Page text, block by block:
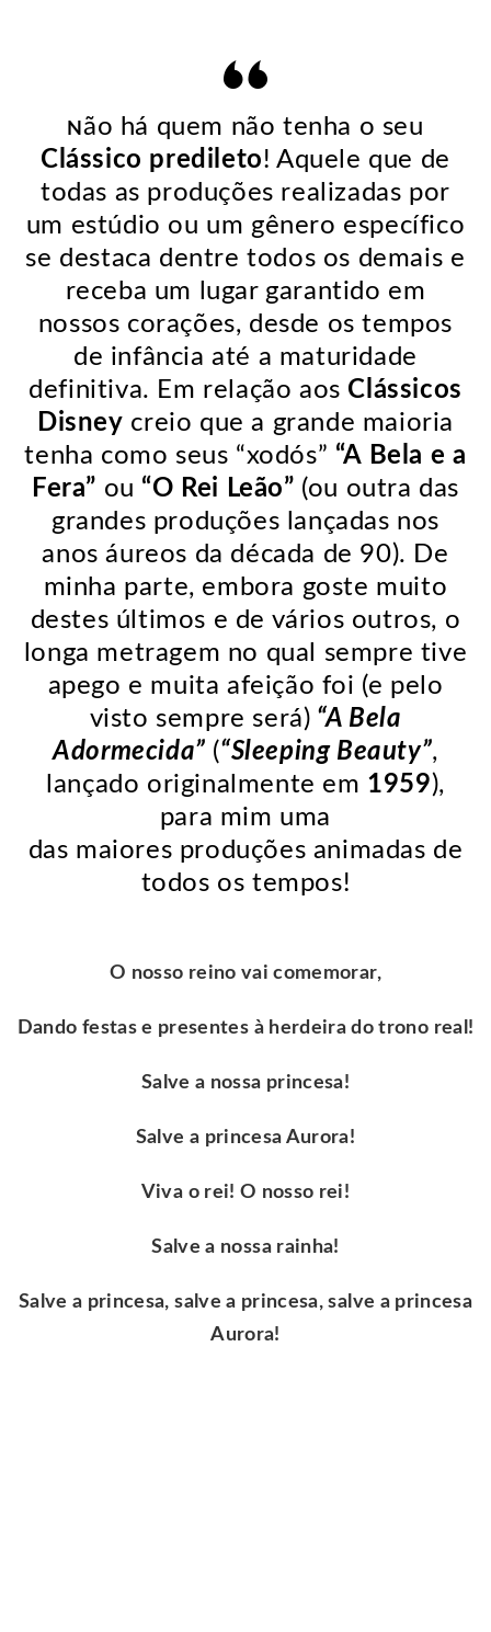
N ão há quem não tenha o seu
Clássico predileto! Aquele que de
todas as produções realizadas por
um estúdio ou um gênero específico
se destaca dentre todos os demais e
receba um lugar garantido em
nossos corações, desde os tempos
de infância até a maturidade
definitiva. Em relação aos Clássicos
Disney creio que a grande maioria
tenha como seus “xodós” “A Bela e a
Fera” ou “O Rei Leão” (ou outra das
grandes produções lançadas nos
anos áureos da década de 90). De
minha parte, embora goste muito
destes últimos e de vários outros, o
longa metragem no qual sempre tive
apego e muita afeição foi (e pelo
visto sempre será) “A Bela
Adormecida” (“Sleeping Beauty”,
lançado originalmente em 1959),
para mim uma
das maiores produções animadas de
todos os tempos!
O nosso reino vai comemorar,
Dando festas e presentes à herdeira do trono real!
Salve a nossa princesa!
Salve a princesa Aurora!
Viva o rei! O nosso rei!
Salve a nossa rainha!
Salve a princesa, salve a princesa, salve a princesa
Aurora!